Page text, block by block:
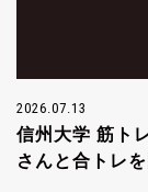
2026.07.13
信州大学 筋ト
さんと合トレ